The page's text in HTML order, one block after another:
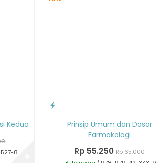
Kedua
8
Prinsip Umum dan Dasar
Farmakologi
Rp 55.250 Rp 65.000